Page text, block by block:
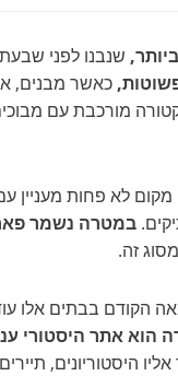
שנבנו לפני
כאשר מבנים,
מורכבת עם
לא פחות מעניין
במטרה נשמר
הוא אתר היסטורי
היסטוריונים, תיירים